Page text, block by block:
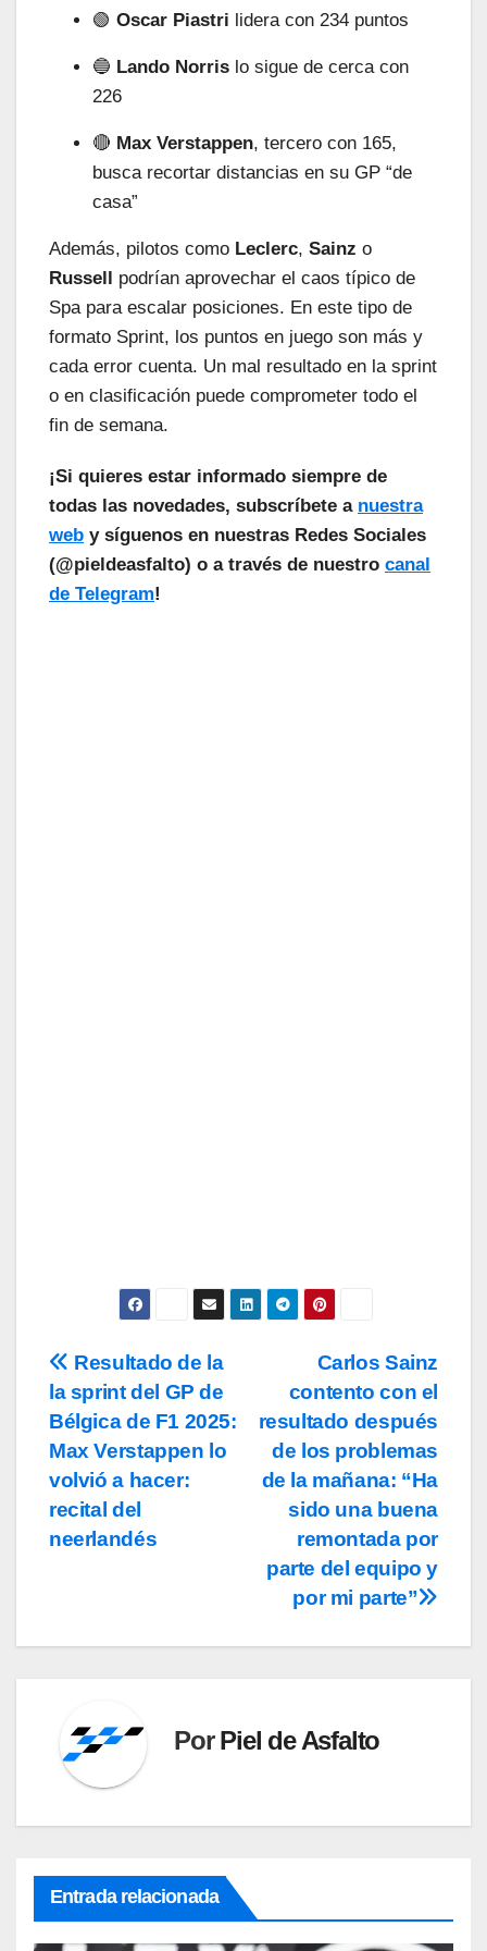
🟢 Oscar Piastri lidera con 234 puntos
🔵 Lando Norris lo sigue de cerca con
226
🔴 Max Verstappen, tercero con 165,
busca recortar distancias en su GP “de
casa”
Además, pilotos como Leclerc, Sainz o
Russell podrían aprovechar el caos típico de
Spa para escalar posiciones. En este tipo de
formato Sprint, los puntos en juego son más y
cada error cuenta. Un mal resultado en la sprint
o en clasificación puede comprometer todo el
fin de semana.
¡Si quieres estar informado siempre de
todas las novedades, subscríbete a nuestra
web y síguenos en nuestras Redes Sociales
(@pieldeasfalto) o a través de nuestro canal
de Telegram!
Navegación
de
entradas
Carlos Sainz
contento con el
resultado después
de los problemas
de la mañana: “Ha
sido una buena
remontada por
parte del equipo y
por mi parte”
Resultado de la
la sprint del GP de
Bélgica de F1 2025:
Max Verstappen lo
volvió a hacer:
recital del
neerlandés
PorPiel de Asfalto
Entrada relacionada